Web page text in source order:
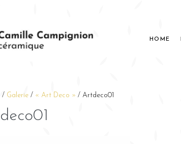
HOME
/ Galerie / « Art Deco » / Artdeco01